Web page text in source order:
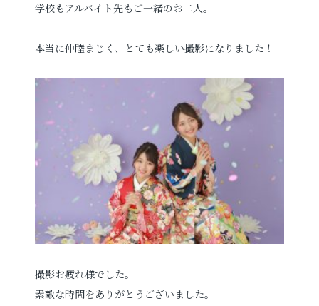
学校もアルバイト先もご一緒のお二人。
本当に仲睦まじく、とても楽しい撮影になりました！
撮影お疲れ様でした。
素敵な時間をありがとうございました。